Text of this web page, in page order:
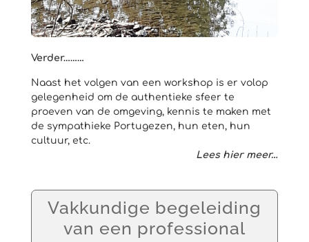
Verder………
Naast het volgen van een workshop is er volop
gelegenheid om de authentieke sfeer te
proeven van de omgeving, kennis te maken met
de sympathieke Portugezen, hun eten, hun
cultuur, etc.
Lees hier meer…
Vakkundige begeleiding
van een professional